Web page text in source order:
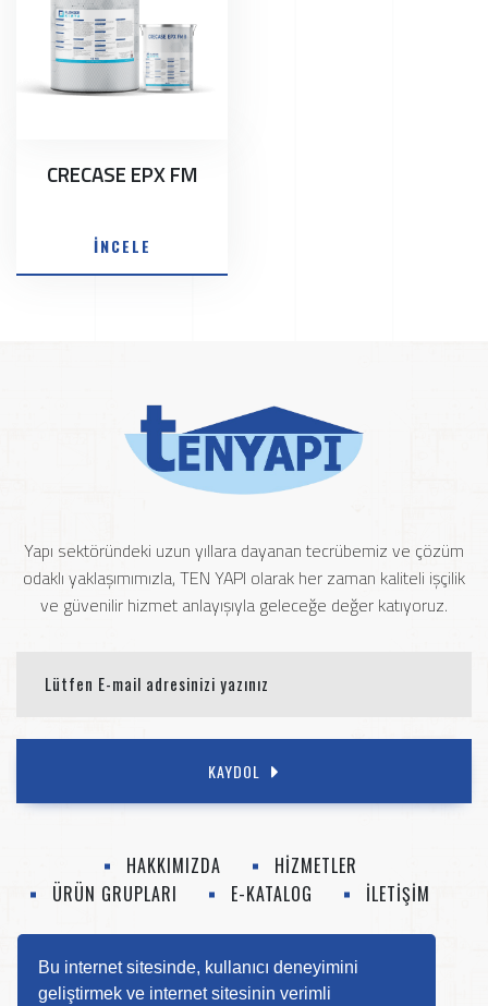
Bu internet sitesinde, kullanıcı deneyimini
geliştirmek ve internet sitesinin verimli
CRECASE EPX FM
İNCELE
Yapı sektöründeki uzun yıllara dayanan tecrübemiz ve çözüm
odaklı yaklaşımımızla, TEN YAPI olarak her zaman kaliteli işçilik
ve güvenilir hizmet anlayışıyla geleceğe değer katıyoruz.
KAYDOL
HAKKIMIZDA
HİZMETLER
ÜRÜN GRUPLARI
E-KATALOG İLETİŞİM
0 (412) 252 52 14 info@tenyapi.com